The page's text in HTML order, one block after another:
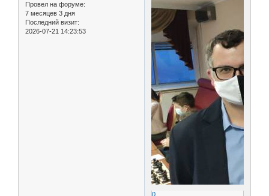
Провел на форуме:
7 месяцев 3 дня
Последний визит:
2026-07-21 14:23:53
0